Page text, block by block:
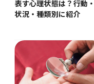
表す心理状態は？行動・
状況・種類別に紹介